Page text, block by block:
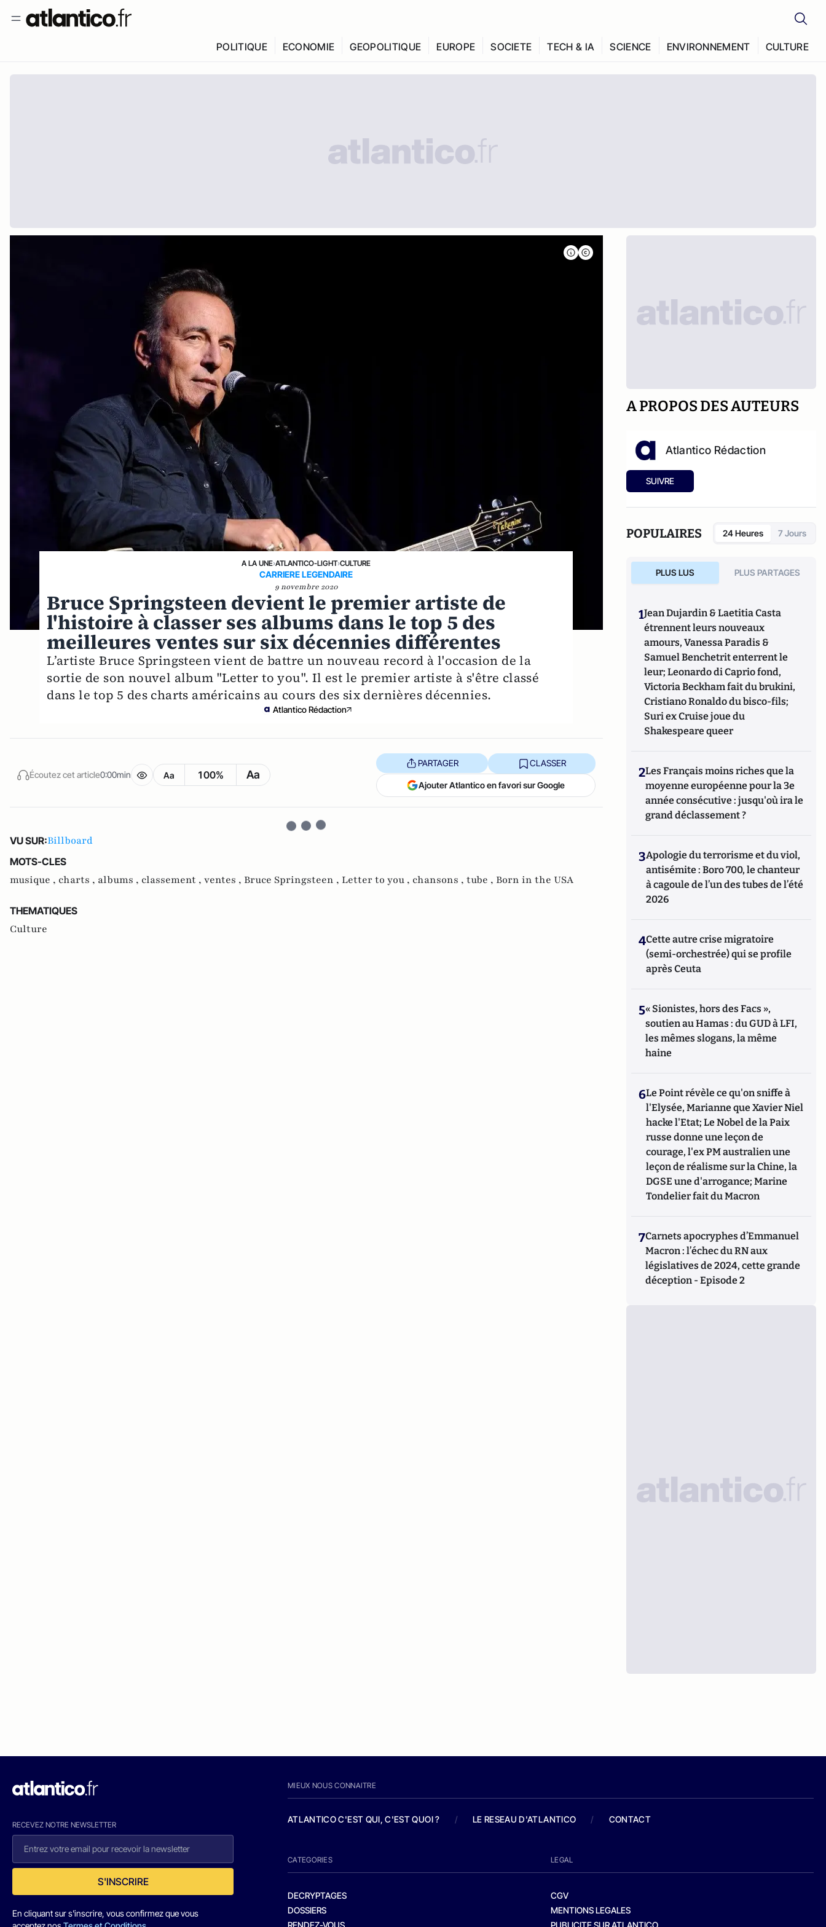
POLITIQUE ECONOMIE GEOPOLITIQUE EUROPE SOCIETE TECH & IA SCIENCE ENVIRONNEMENT CULTURE
A LA UNE›ATLANTICO-LIGHT›CULTURE
CARRIERE LEGENDAIRE
9 novembre 2020
Bruce Springsteen devient le premier artiste de
l'histoire à classer ses albums dans le top 5 des
meilleures ventes sur six décennies différentes
L’artiste Bruce Springsteen vient de battre un nouveau record à l'occasion de la
sortie de son nouvel album "Letter to you". Il est le premier artiste à s'être classé
dans le top 5 des charts américains au cours des six dernières décennies.
Atlantico Rédaction
Écoutez cet article0:00min Aa 100% Aa
PARTAGER CLASSER
Ajouter Atlantico en favori sur Google
VU SUR:Billboard
MOTS-CLES
musique , charts , albums , classement , ventes , Bruce Springsteen , Letter to you , chansons , tube , Born in the USA
THEMATIQUES
Culture
A PROPOS DES AUTEURS
Atlantico Rédaction
SUIVRE
POPULAIRES 24 Heures 7 Jours
PLUS LUS PLUS PARTAGES
1Jean Dujardin & Laetitia Casta
étrennent leurs nouveaux
amours, Vanessa Paradis &
Samuel Benchetrit enterrent le
leur; Leonardo di Caprio fond,
Victoria Beckham fait du brukini,
Cristiano Ronaldo du bisco-fils;
Suri ex Cruise joue du
Shakespeare queer
2Les Français moins riches que la
moyenne européenne pour la 3e
année consécutive : jusqu'où ira le
grand déclassement ?
3Apologie du terrorisme et du viol,
antisémite : Boro 700, le chanteur
à cagoule de l’un des tubes de l’été
2026
4Cette autre crise migratoire
(semi-orchestrée) qui se profile
après Ceuta
5« Sionistes, hors des Facs »,
soutien au Hamas : du GUD à LFI,
les mêmes slogans, la même
haine
6Le Point révèle ce qu'on sniffe à
l'Elysée, Marianne que Xavier Niel
hacke l'Etat; Le Nobel de la Paix
russe donne une leçon de
courage, l'ex PM australien une
leçon de réalisme sur la Chine, la
DGSE une d'arrogance; Marine
Tondelier fait du Macron
7Carnets apocryphes d’Emmanuel
Macron : l’échec du RN aux
législatives de 2024, cette grande
déception - Episode 2
RECEVEZ NOTRE NEWSLETTER
S'INSCRIRE
En cliquant sur s'inscrire, vous confirmez que vous
MIEUX NOUS CONNAITRE
ATLANTICO C'EST QUI, C'EST QUOI ? / LE RESEAU D'ATLANTICO / CONTACT
CATEGORIES
DECRYPTAGES
DOSSIERS
RENDEZ-VOUS
LEGAL
CGV
MENTIONS LEGALES
PUBLICITE SUR ATLANTICO